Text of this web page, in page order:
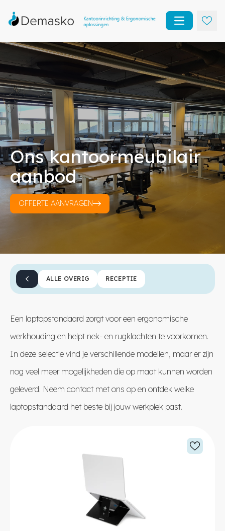
Open main
Ons kantoormeubilair
aanbod
OFFERTE AANVRAGEN
ALLE OVERIG RECEPTIE
Een laptopstandaard zorgt voor een ergonomische
werkhouding en helpt nek- en rugklachten te voorkomen.
In deze selectie vind je verschillende modellen, maar er zijn
nog veel meer mogelijkheden die op maat kunnen worden
geleverd. Neem contactmet ons op en ontdek welke
laptopstandaard het beste bij jouw werkplek past.